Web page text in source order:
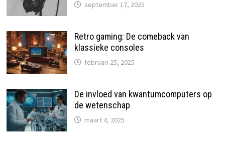
september 17, 2025
Retro gaming: De comeback van
klassieke consoles
februari 25, 2025
De invloed van kwantumcomputers op
de wetenschap
maart 4, 2025